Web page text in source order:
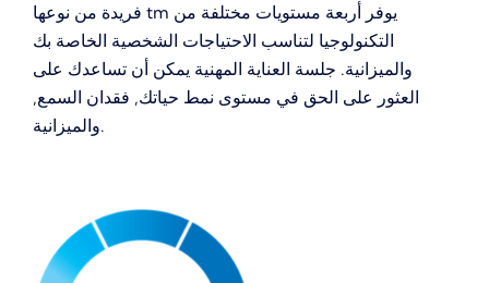
فريدة من نوعها tm يوفر أربعة مستويات مختلفة من
التكنولوجيا لتناسب الاحتياجات الشخصية الخاصة بك
والميزانية. جلسة العناية المهنية يمكن أن تساعدك على
العثور على الحق في مستوى نمط حياتك, فقدان السمع,
والميزانية.